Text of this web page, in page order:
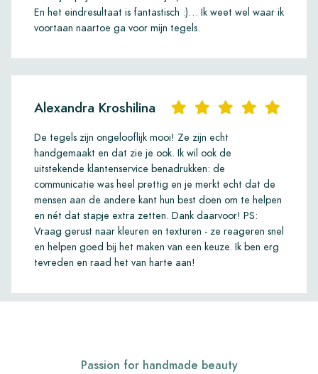
En het eindresultaat is fantastisch :)… Ik weet wel waar ik
voortaan naartoe ga voor mijn tegels.
Alexandra Kroshilina
De tegels zijn ongelooflijk mooi! Ze zijn echt
handgemaakt en dat zie je ook. Ik wil ook de
uitstekende klantenservice benadrukken: de
communicatie was heel prettig en je merkt echt dat de
mensen aan de andere kant hun best doen om te helpen
en nét dat stapje extra zetten. Dank daarvoor! PS:
Vraag gerust naar kleuren en texturen - ze reageren snel
en helpen goed bij het maken van een keuze. Ik ben erg
tevreden en raad het van harte aan!
Passion for handmade beauty